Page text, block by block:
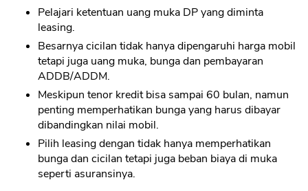
Pelajari ketentuan uang muka DP yang diminta
leasing.
Besarnya cicilan tidak hanya dipengaruhi harga mobil
tetapi juga uang muka, bunga dan pembayaran
ADDB/ADDM.
Meskipun tenor kredit bisa sampai 60 bulan, namun
penting memperhatikan bunga yang harus dibayar
dibandingkan nilai mobil.
Pilih leasing dengan tidak hanya memperhatikan
bunga dan cicilan tetapi juga beban biaya di muka
seperti asuransinya.